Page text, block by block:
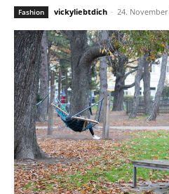
Fashion vickyliebtdich - 24.